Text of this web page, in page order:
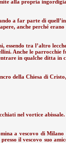
alla propria
a far parte di
anche perché
tra l’altro
Anche le
in qualche ditta
della Chiesa di
nel vortice abissale.
a vescovo di
il vescovo